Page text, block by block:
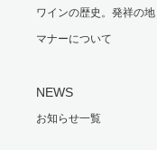
ワインの歴史。発祥の地
マナーについて
NEWS
お知らせ一覧